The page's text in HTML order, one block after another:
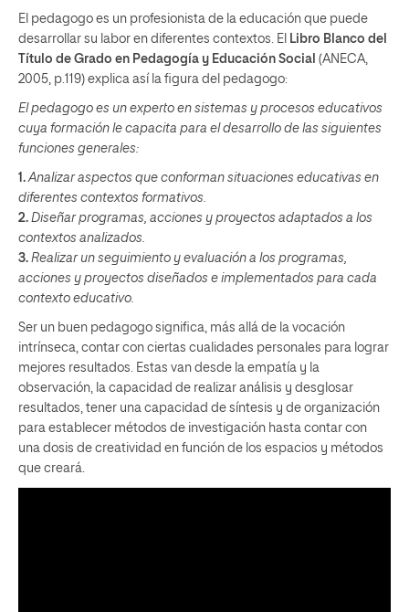
El pedagogo es un profesionista de la educación que puede
desarrollar su labor en diferentes contextos. El
Libro Blanco del
Título de Grado en Pedagogía y Educación Social (ANECA,
2005, p.119) explica así la figura del pedagogo:
El pedagogo es un experto en sistemas y procesos educativos
cuya formación le capacita para el desarrollo de las siguientes
funciones generales:
1. Analizar aspectos que conforman situaciones educativas en
diferentes contextos formativos.
2. Diseñar programas, acciones y proyectos adaptados a los
contextos analizados.
3. Realizar un seguimiento y evaluación a los programas,
acciones y proyectos diseñados e implementados para cada
contexto educativo.
Ser un buen pedagogo significa, más allá de la vocación
intrínseca, contar con ciertas cualidades personales para lograr
mejores resultados. Estas van desde la empatía y la
observación, la capacidad de realizar análisis y desglosar
resultados, tener una capacidad de síntesis y de organización
para establecer métodos de investigación hasta contar con
una dosis de creatividad en función de los espacios y métodos
que creará.